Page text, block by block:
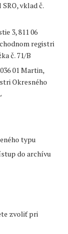
vklad č.
3, 811 06
registri
č. 71/B
01 Martin,
Okresného
typu
do archívu
zvoliť pri